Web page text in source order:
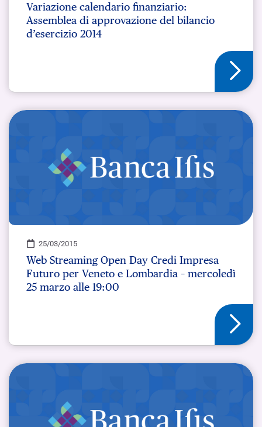
Variazione calendario finanziario:
Assemblea di approvazione del bilancio
d’esercizio 2014
25/03/2015
Web Streaming Open Day Credi Impresa
Futuro per Veneto e Lombardia – mercoledì
25 marzo alle 19:00